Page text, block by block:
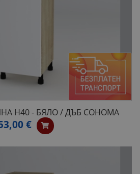
H40 - БЯЛО / ДЪБ СОНОМА
€